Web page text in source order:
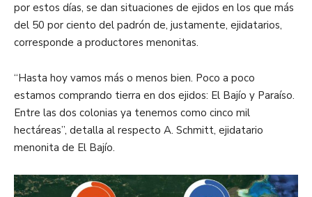
por estos días, se dan situaciones de ejidos en los que más
del 50 por ciento del padrón de, justamente, ejidatarios,
corresponde a productores menonitas.
“Hasta hoy vamos más o menos bien. Poco a poco
estamos comprando tierra en dos ejidos: El Bajío y Paraíso.
Entre las dos colonias ya tenemos como cinco mil
hectáreas”, detalla al respecto A. Schmitt, ejidatario
menonita de El Bajío.